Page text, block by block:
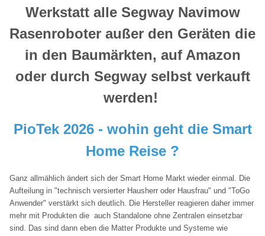
Werkstatt alle Segway Navimow
Rasenroboter außer den Geräten die
in den Baumärkten, auf Amazon
oder durch Segway selbst verkauft
werden!
PioTek 2026 - wohin geht die Smart
Home Reise ?
Ganz allmählich ändert sich der Smart Home Markt wieder einmal. Die
Aufteilung in "technisch versierter Hausherr oder Hausfrau" und "ToGo
Anwender" verstärkt sich deutlich. Die Hersteller reagieren daher immer
mehr mit Produkten die auch Standalone ohne Zentralen einsetzbar
sind. Das sind dann eben die Matter Produkte und Systeme wie